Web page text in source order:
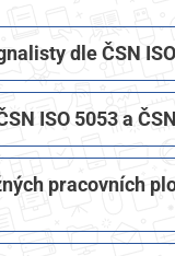
dle ČSN
ISO 5053 a
pracovních